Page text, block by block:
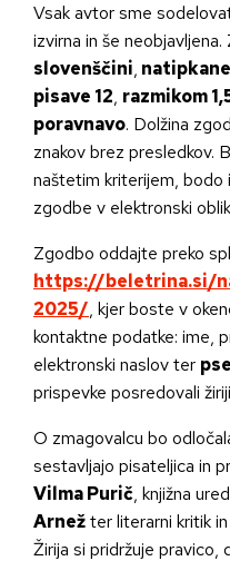
Vsak avtor sme
izvirna in še
slovenščini, natipkane
pisave 12, razmikom
poravnavo. Dolžina
znakov brez presledkov.
naštetim kriterijem, bodo
zgodbe v elektronski
Zgodbo oddajte preko
https://beletrina.si/
2025/, kjer boste v
kontaktne podatke: ime,
elektronski naslov ter
prispevke posredovali
O zmagovalcu bo
sestavljajo pisateljica in
Vilma Purič, knjižna
Arnežter literarni kritik
Žirija si pridržuje pravico,